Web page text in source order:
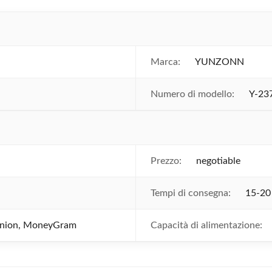
Marca: YUNZONN
Numero di modello: Y-
Prezzo: negotiable
Tempi di consegna: 15-
MoneyGram Capacità di alimentazione: